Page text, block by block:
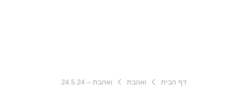
דף הבית ואהבת ואהבת – 24.5.24